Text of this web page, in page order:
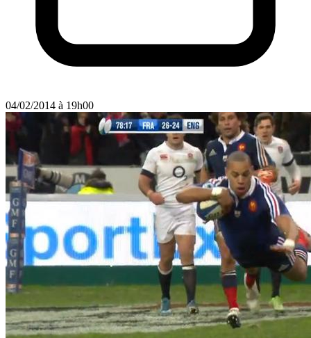
04/02/2014 à 19h00